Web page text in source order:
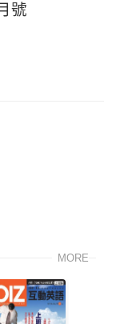
號
MORE